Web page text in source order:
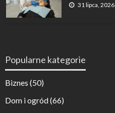
31 lipca, 2026
Popularne kategorie
Biznes (50)
Dom i ogród(66)